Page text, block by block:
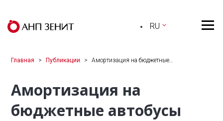
RU
Главная Публикации Амортизация на бюджетные…
Амортизация на
бюджетные автобусы